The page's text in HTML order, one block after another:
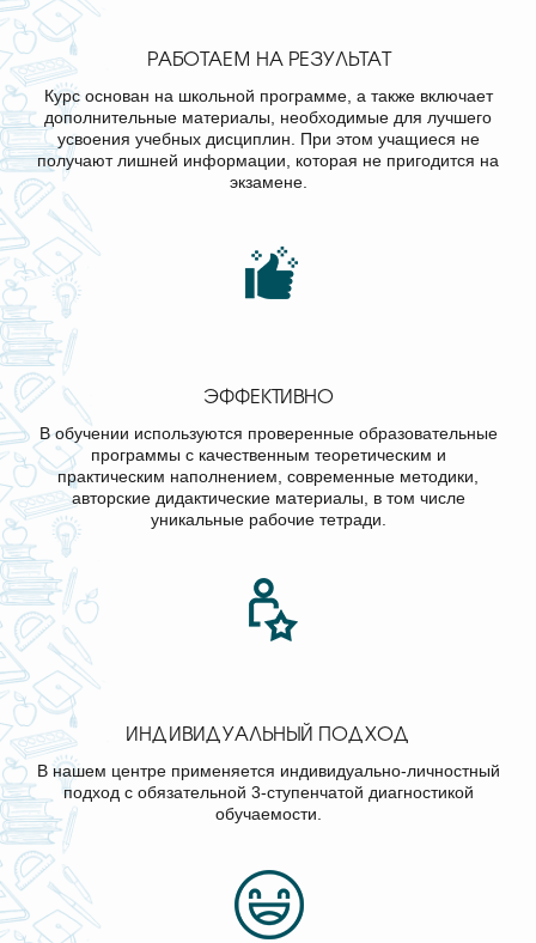
РАБОТАЕМ НА РЕЗУЛЬТАТ
Курс основан на школьной программе, а также включает
дополнительные материалы, необходимые для лучшего
усвоения учебных дисциплин. При этом учащиеся не
получают лишней информации, которая не пригодится на
экзамене.
ЭФФЕКТИВНО
В обучении используются проверенные образовательные
программы с качественным теоретическим и
практическим наполнением, современные методики,
авторские дидактические материалы, в том числе
уникальные рабочие тетради.
ИНДИВИДУАЛЬНЫЙ ПОДХОД
В нашем центре применяется индивидуально-личностный
подход с обязательной 3-ступенчатой диагностикой
обучаемости.